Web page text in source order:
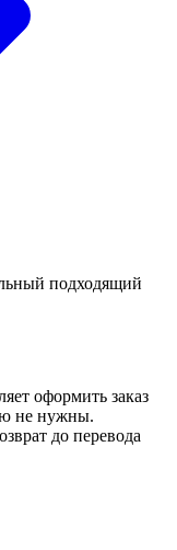
подходящий
оформить заказ
не нужны.
до перевода